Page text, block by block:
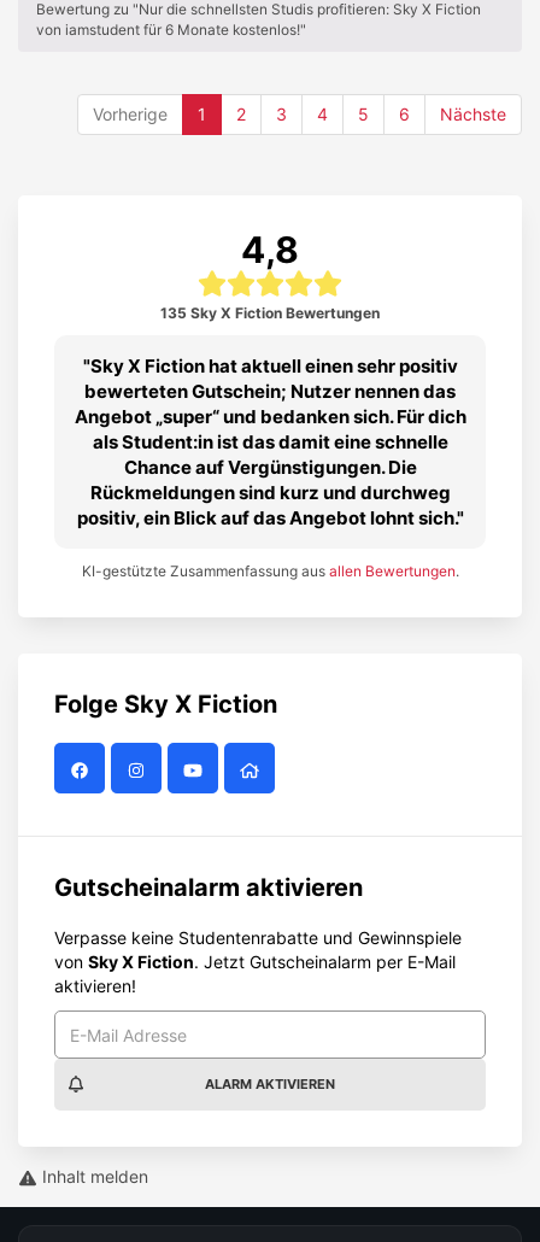
Bewertung zu "Nur die schnellsten Studis profitieren: Sky X Fiction
von iamstudent für 6 Monate kostenlos!"
Vorherige 1 (current)
2 3 4 5 6 Nächste
4,8
135 Sky X Fiction Bewertungen
Sky X Fiction hat aktuell einen sehr positiv
bewerteten Gutschein; Nutzer nennen das
Angebot „super“ und bedanken sich. Für dich
als Student:in ist das damit eine schnelle
Chance auf Vergünstigungen. Die
Rückmeldungen sind kurz und durchweg
positiv, ein Blick auf das Angebot lohnt sich.
KI-gestützte Zusammenfassung aus allen Bewertungen.
Folge Sky X Fiction
Gutscheinalarm aktivieren
Verpasse keine Studentenrabatte und Gewinnspiele
von Sky X Fiction. Jetzt Gutscheinalarm per E-Mail
aktivieren!
ALARM AKTIVIEREN
Inhalt melden